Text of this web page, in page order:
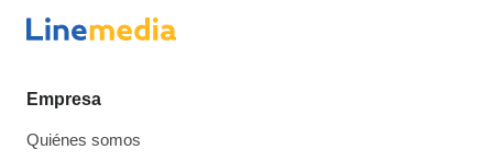
Empresa
Quiénes somos